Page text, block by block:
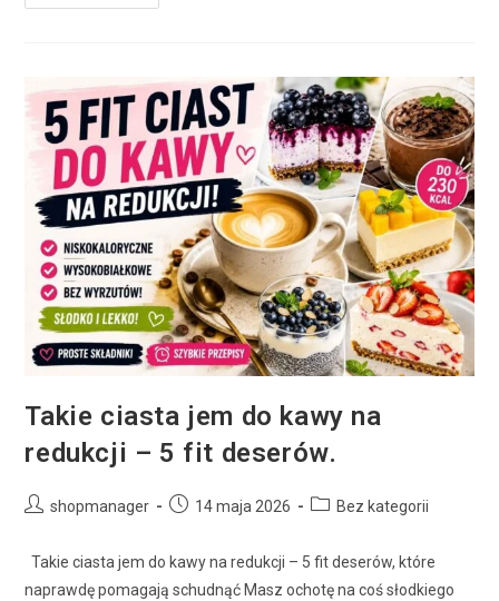
Takie ciasta jem do kawy na
redukcji – 5 fit deserów.
shopmanager 14 maja 2026 Bez kategorii
Takie ciasta jem do kawy na redukcji – 5 fit deserów, które
naprawdę pomagają schudnąć Masz ochotę na coś słodkiego